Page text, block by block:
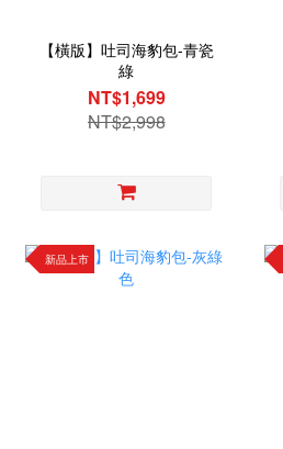
【橫版】吐司海豹包-青瓷
綠
NT$1,699
NT$2,998
新品上市